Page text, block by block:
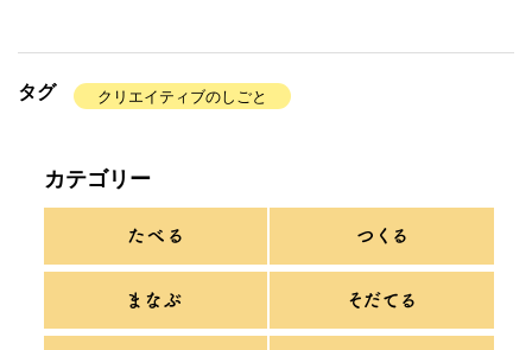
タグ クリエイティブのしごと
カテゴリー